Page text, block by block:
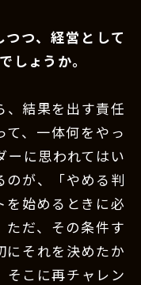
つ、経営として
しょうか。
、結果を出す責任
て、一体何をやっ
ーに思われてはい
のが、「やめる判
を始めるときに必
ただ、その条件す
にそれを決めたか
そこに再チャレン